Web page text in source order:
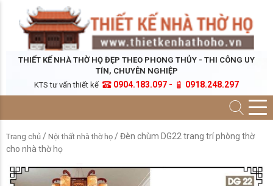
THIẾT KẾ NHÀ THỜ HỌ ĐẸP THEO PHONG THỦY - THI CÔNG UY
TÍN, CHUYÊN NGHIỆP
KTS tư vấn thiết kế
0904.183.097 - 0918.248.297
Trang chủ / Nội thất nhà thờ họ / Đèn chùm DG22 trang trí phòng thờ
cho nhà thờ họ